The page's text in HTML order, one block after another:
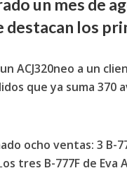
un mes de
los
ACJ320neo a un
que ya suma 370
ocho ventas: 3 B-
os tres B-777F de Eva